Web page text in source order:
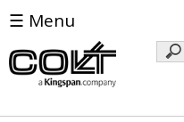
☰ Menu